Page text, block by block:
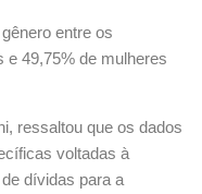
entre os
e 49,75% de mulheres
ressaltou que os dados
voltadas à
dívidas para a